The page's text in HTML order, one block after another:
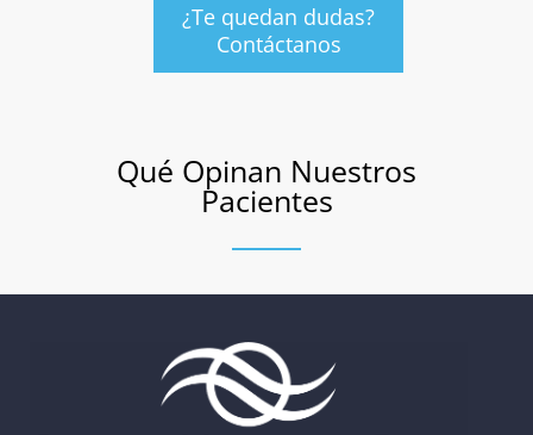
¿Te quedan dudas?
Contáctanos
Qué Opinan Nuestros
Pacientes